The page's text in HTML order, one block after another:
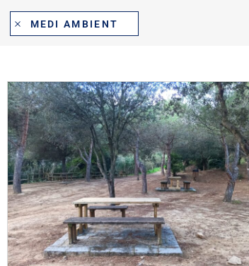
MEDI AMBIENT